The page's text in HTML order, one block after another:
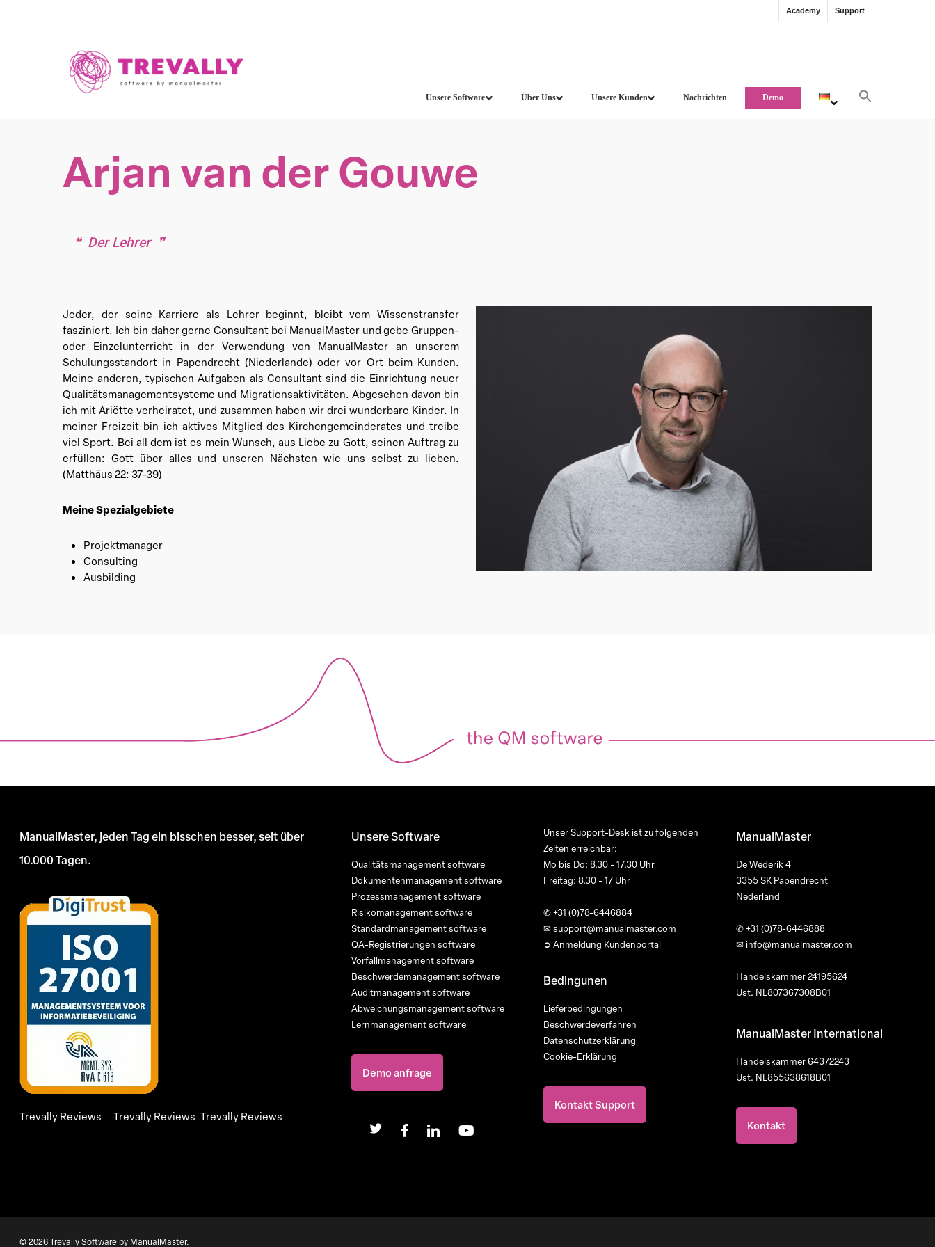
to
Academy Support
Unsere Software Über Uns Unsere Kunden Nachrichten Demo
Arjan van der Gouwe
Der Lehrer
Jeder, der seine Karriere als Lehrer beginnt, bleibt vom Wissenstransfer
fasziniert. Ich bin daher gerne Consultant bei ManualMaster und gebe Gruppen-
oder Einzelunterricht in der Verwendung von ManualMaster an unserem
Schulungsstandort in Papendrecht (Niederlande) oder vor Ort beim Kunden.
Meine anderen, typischen Aufgaben als Consultant sind die Einrichtung neuer
Qualitätsmanagementsysteme und Migrationsaktivitäten. Abgesehen davon bin
ich mit Ariëtte verheiratet, und zusammen haben wir drei wunderbare Kinder. In
meiner Freizeit bin ich aktives Mitglied des Kirchengemeinderates und treibe
viel Sport. Bei all dem ist es mein Wunsch, aus Liebe zu Gott, seinen Auftrag zu
erfüllen: Gott über alles und unseren Nächsten wie uns selbst zu lieben.
(Matthäus 22: 37-39)
Meine Spezialgebiete
Projektmanager
Consulting
Ausbilding
ManualMaster, jeden Tag ein bisschen besser, seit über
10.000 Tagen.
Trevally Reviews Trevally Reviews Trevally Reviews
Unsere Software
Qualitätsmanagement software
Dokumentenmanagement software
Prozessmanagement software
Risikomanagement software
Standardmanagement software
QA-Registrierungen software
Vorfallmanagement software
Beschwerdemanagement software
Auditmanagement software
Abweichungsmanagement software
Lernmanagement software
Demo anfrage
twitterfacebooklinkedinyoutube
Unser Support-Desk ist zu folgenden
Zeiten erreichbar:
Mo bis Do: 8.30 - 17.30 Uhr
Freitag: 8.30 - 17 Uhr
✆+31 (0)78-6446884
✉ support@manualmaster.com
➲ Anmeldung Kundenportal
Bedingunen
Lieferbedingungen
Beschwerdeverfahren
Datenschutzerklärung
Cookie-Erklärung
Kontakt Support
ManualMaster
De Wederik 4
3355 SK Papendrecht
Nederland
✆+31 (0)78-6446888
✉ info@manualmaster.com
Handelskammer 24195624
Ust. NL807367308B01
ManualMaster International
Handelskammer 64372243
Ust. NL855638618B01
Kontakt
© 2026 Trevally Software by ManualMaster.